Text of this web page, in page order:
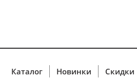
Каталог Новинки Скидки